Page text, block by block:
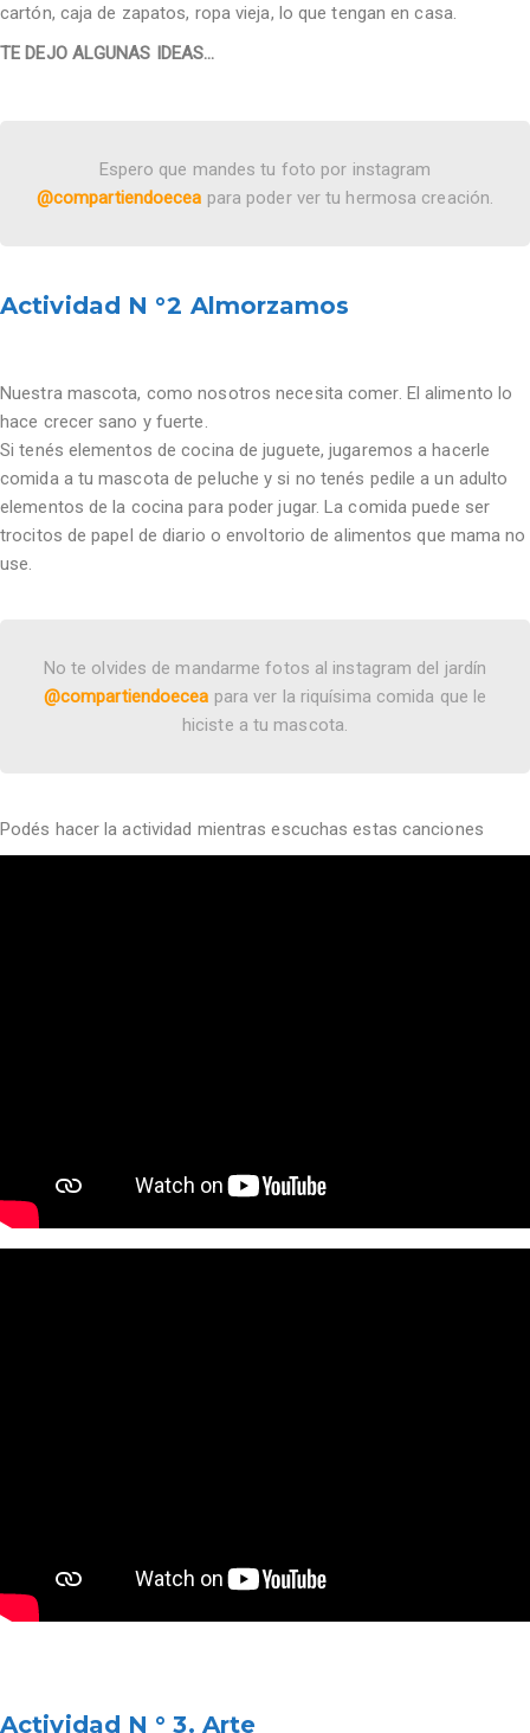
cartón, caja de zapatos, ropa vieja, lo que tengan en casa.
TE DEJO ALGUNAS IDEAS…
Espero que mandes tu foto por instagram
@compartiendoecea para poder ver tu hermosa creación.
Actividad N °2 Almorzamos
Nuestra mascota, como nosotros necesita comer. El alimento lo
hace crecer sano y fuerte.
Si tenés elementos de cocina de juguete, jugaremos a hacerle
comida a tu mascota de peluche y si no tenés pedile a un adulto
elementos de la cocina para poder jugar. La comida puede ser
trocitos de papel de diario o envoltorio de alimentos que mama no
use.
No te olvides de mandarme fotos al instagram del jardín
@compartiendoecea para ver la riquísima comida que le
hiciste a tu mascota.
Podés hacer la actividad mientras escuchas estas canciones
Actividad N ° 3. Arte